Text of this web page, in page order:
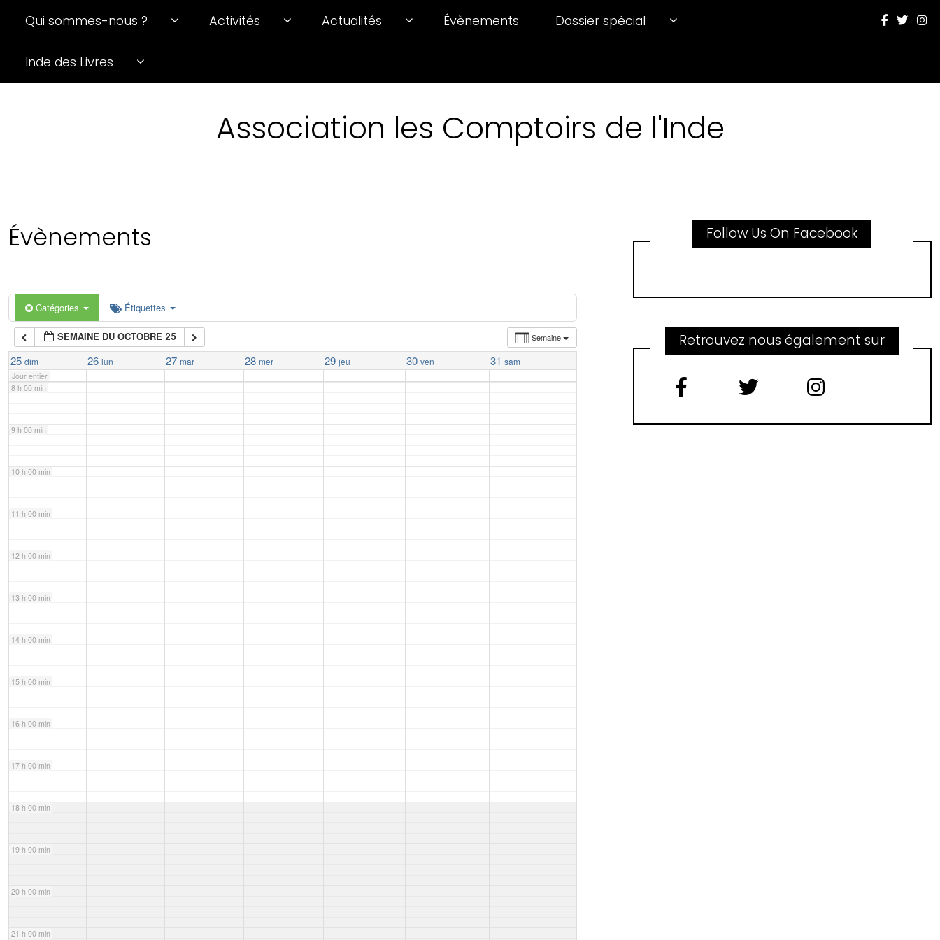
Qui sommes-nous ? Activités Actualités Évènements Dossier spécial
Inde des Livres
Association les Comptoirs de l'Inde
Évènements
Catégories Étiquettes
Semaine
SEMAINE DU OCTOBRE 25
25 dim 26 lun 27 mar 28 mer 29 jeu 30 ven 31 sam
Jour entier
6 h 00 min
7 h 00 min
8 h 00 min
9 h 00 min
10 h 00 min
11 h 00 min
12 h 00 min
13 h 00 min
14 h 00 min
15 h 00 min
16 h 00 min
17 h 00 min
18 h 00 min
19 h 00 min
20 h 00 min
21 h 00 min
Follow Us On Facebook
Retrouvez nous également sur